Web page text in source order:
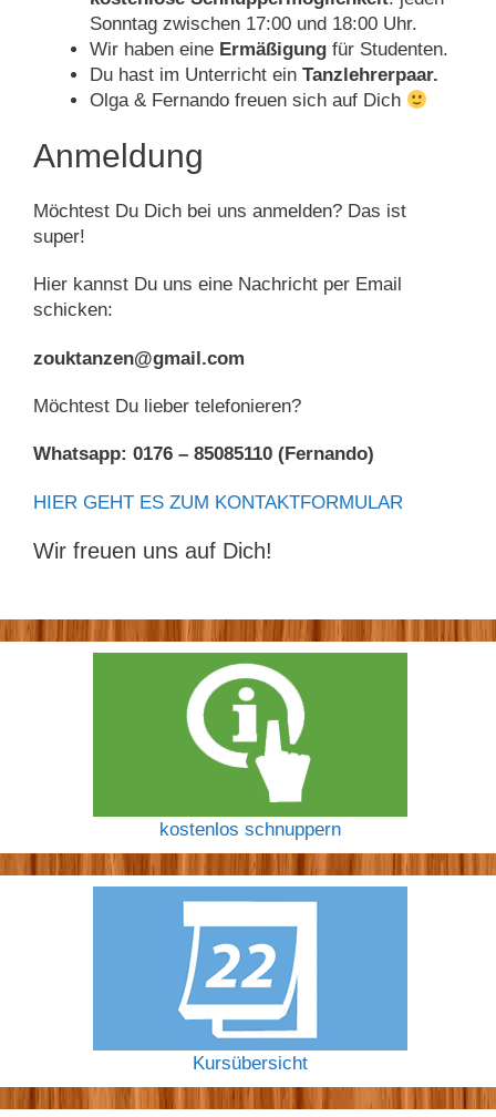
Sonntag zwischen 17:00 und 18:00 Uhr.
Wir haben eine Ermäßigung für Studenten.
Du hast im Unterricht ein Tanzlehrerpaar.
Olga & Fernando freuen sich auf Dich
Anmeldung
Möchtest Du Dich bei uns anmelden? Das ist
super!
Hier kannst Du uns eine Nachricht per Email
schicken:
zouktanzen@gmail.com
Möchtest Du lieber telefonieren?
Whatsapp: 0176 – 85085110 (Fernando)
HIER GEHT ES ZUM KONTAKTFORMULAR
Wir freuen uns auf Dich!
kostenlos schnuppern
Kursübersicht